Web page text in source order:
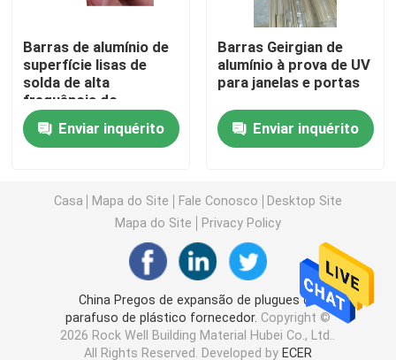
Barra espaçadora butílica
Barra Georgian de Windows
Selante de vidro isolado
almofada de cortiça
Dessecativo da peneira molecular
Conector de canto de plástico
Barras de alumínio de
superfície lisas de
solda de alta
frequência do
espaçador para
unidades de vidro
isoladas
Enviar inquérito
Barras Geirgian de
alumínio à prova de UV
para janelas e portas
Enviar inquérito
Casa Mapa do Site Fale Conosco
Desktop Site
Mapa do Site
Privacy Policy
China Pregos de expansão de plugues de
parafuso de plástico fornecedor. Copyright ©
2026 Rock Well Building Material Hubei Co., Ltd..
All Rights Reserved. Developed by ECER